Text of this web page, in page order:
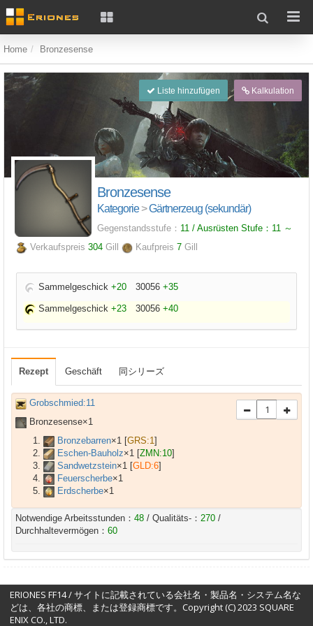
Home Bronzesense
Liste hinzufügen Kalkulation
Bronzesense
Kategorie>Gärtnerzeug (sekundär)
Gegenstandsstufe： 11 / Ausrüsten Stufe： 11 ～
Verkaufspreis 304 Gill Kaufpreis 7 Gill
Sammelgeschick +20 30056 +35
Sammelgeschick +23 30056 +40
Rezept Geschäft 同シリーズ
Grobschmied:11
Bronzesense×1
Bronzebarren×1 [GRS:1]
Eschen-Bauholz×1 [ZMN:10]
Sandwetzstein×1 [GLD:6]
Feuerscherbe×1
Erdscherbe×1
Notwendige Arbeitsstunden： 48 / Qualitäts-： 270 /
Durchhaltevermögen： 60
ERIONES FF14 / サイトに記載されている会社名・製品名・システム名な
どは、各社の商標、または登録商標です。Copyright (C) 2023 SQUARE
ENIX CO., LTD.